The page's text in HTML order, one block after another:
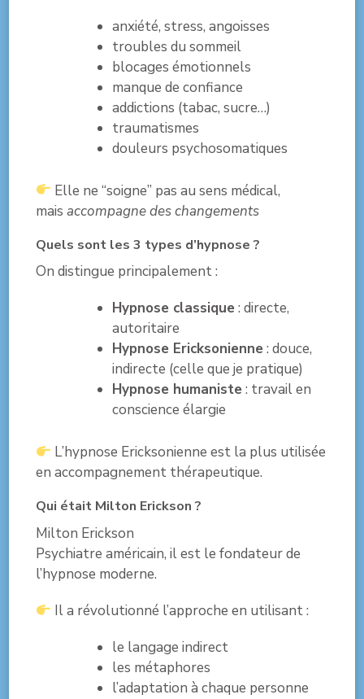
anxiété, stress, angoisses
troubles du sommeil
blocages émotionnels
manque de confiance
addictions (tabac, sucre…)
traumatismes
douleurs psychosomatiques
Elle ne “soigne” pas au sens médical,
mais accompagne des changements
Quels sont les 3 types d’hypnose ?
On distingue principalement :
Hypnose classique: directe,
autoritaire
Hypnose Ericksonienne: douce,
indirecte (celle que je pratique)
Hypnose humaniste: travail en
conscience élargie
L’hypnose Ericksonienne est la plus utilisée
en accompagnement thérapeutique.
Qui était Milton Erickson ?
Milton Erickson
Psychiatre américain, il est le fondateur de
l’hypnose moderne.
Il a révolutionné l’approche en utilisant :
le langage indirect
les métaphores
l’adaptation à chaque personne